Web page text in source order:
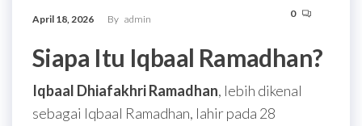
April 18, 2026 By admin 0
Siapa Itu Iqbaal Ramadhan?
Iqbaal Dhiafakhri Ramadhan, lebih dikenal
sebagai Iqbaal Ramadhan, lahir pada 28